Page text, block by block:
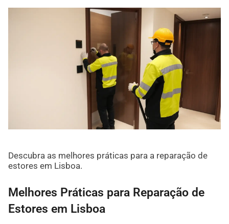
Descubra as melhores práticas para a reparação de
estores em Lisboa.
Melhores Práticas para Reparação de
Estores em Lisboa